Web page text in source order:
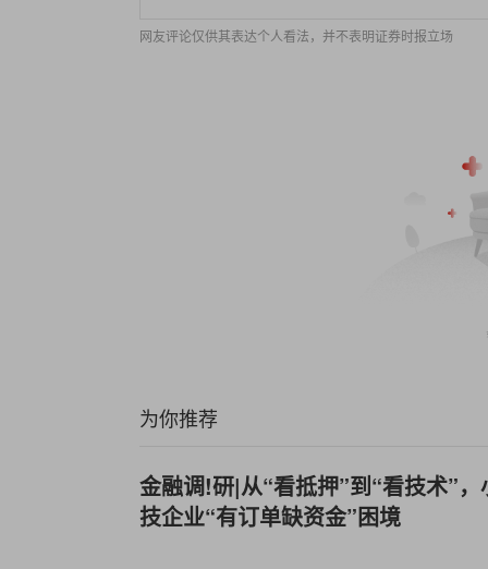
网友评论仅供其表达个人看法，并不表明证券时报立场
为你推荐
金融调!研|从“看抵押”到“看技术”
技企业“有订单缺资金”困境